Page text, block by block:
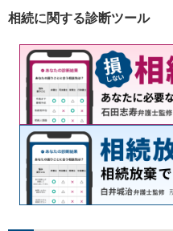
相続に関する診断ツール